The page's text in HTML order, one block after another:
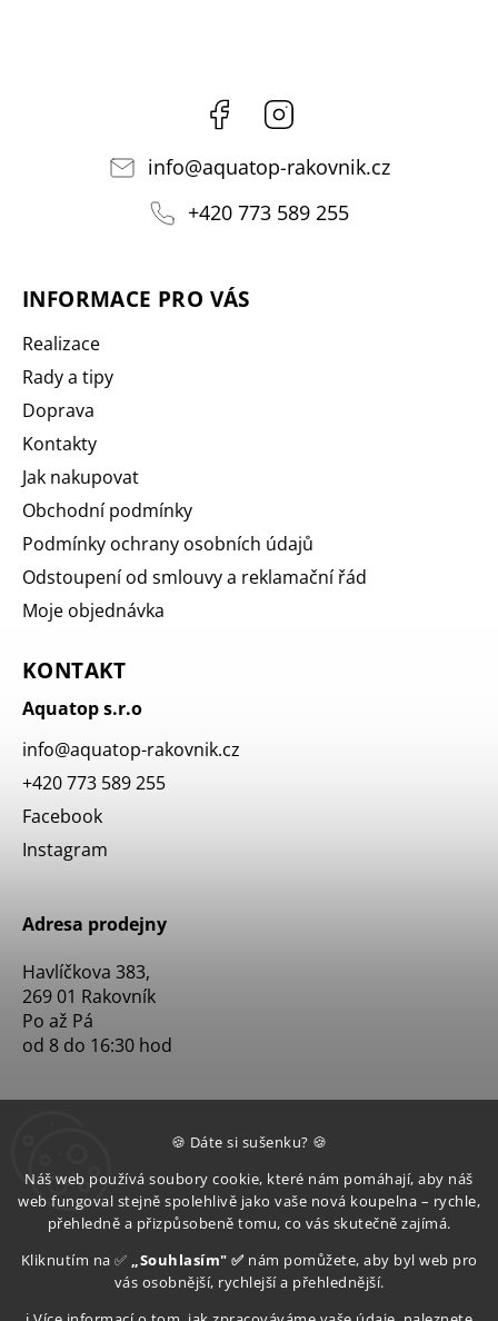
🍪 Dáte si sušenku? 🍪
Náš web používá soubory cookie, které nám pomáhají, aby náš
web fungoval stejně spolehlivě jako vaše nová koupelna – rychle,
přehledně a přizpůsobeně tomu, co vás skutečně zajímá.
Kliknutím na ✅ „Souhlasím" ✅ nám pomůžete, aby byl web pro
vás osobnější, rychlejší a přehlednější.
Facebook
info@aquatop-rakovnik.cz
+420 773 589 255
INFORMACE PRO VÁS
Realizace
Rady a tipy
Doprava
Kontakty
Jak nakupovat
Obchodní podmínky
Podmínky ochrany osobních údajů
Odstoupení od smlouvy a reklamační řád
Moje objednávka
KONTAKT
Aquatop s.r.o
info@aquatop-rakovnik.cz
+420 773 589 255
Facebook
Instagram
Adresa prodejny
Havlíčkova 383,
269 01 Rakovník
Po až Pá
od 8 do 16:30 hod